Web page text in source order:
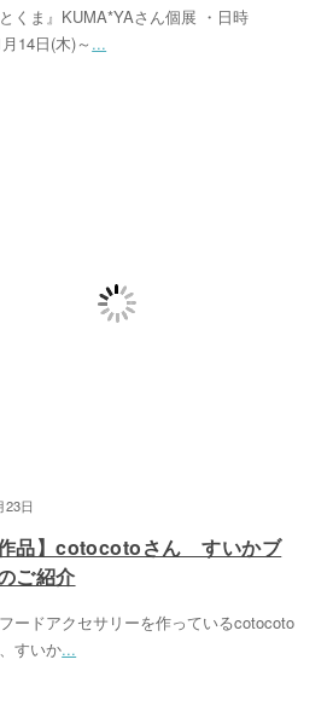
とくま』KUMA*YAさん個展 ・日時
14日(木)～ ...
23日
作品】cotocotoさん すいかブ
ご紹介
ードアクセサリーを作っているcotocoto
すいか ...